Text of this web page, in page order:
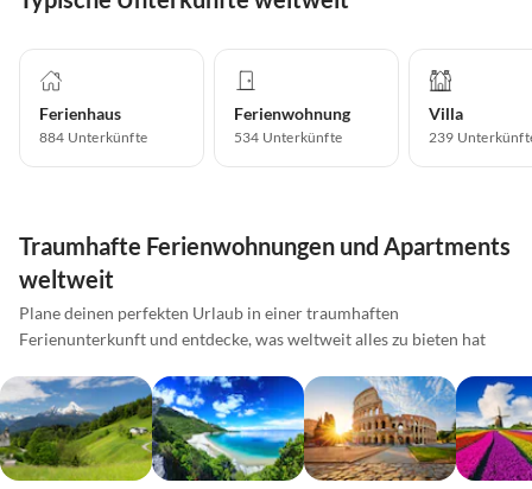
Ferienhaus
884 Unterkünfte
Ferienwohnung
534 Unterkünfte
Villa
239
Traumhafte Ferienwohnungen und Apartments
weltweit
Plane deinen perfekten Urlaub in einer traumhaften
Ferienunterkunft und entdecke, was weltweit alles zu bieten hat